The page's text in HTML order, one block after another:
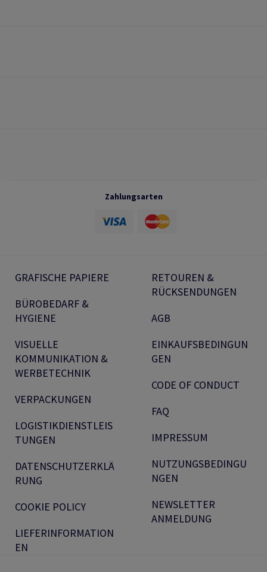
Zahlungsarten
GRAFISCHE PAPIERE
BÜROBEDARF &
HYGIENE
VISUELLE
KOMMUNIKATION &
WERBETECHNIK
VERPACKUNGEN
LOGISTIKDIENSTLEIS
TUNGEN
DATENSCHUTZERKLÄ
RUNG
COOKIE POLICY
LIEFERINFORMATION
EN
RETOUREN &
RÜCKSENDUNGEN
AGB
EINKAUFSBEDINGUN
GEN
CODE OF CONDUCT
FAQ
IMPRESSUM
NUTZUNGSBEDINGU
NGEN
NEWSLETTER
ANMELDUNG